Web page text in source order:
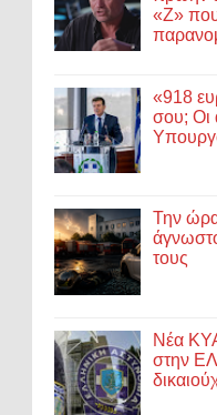
«Ζ» που
«918
σου; Οι
Την
τους
Νέα
στην